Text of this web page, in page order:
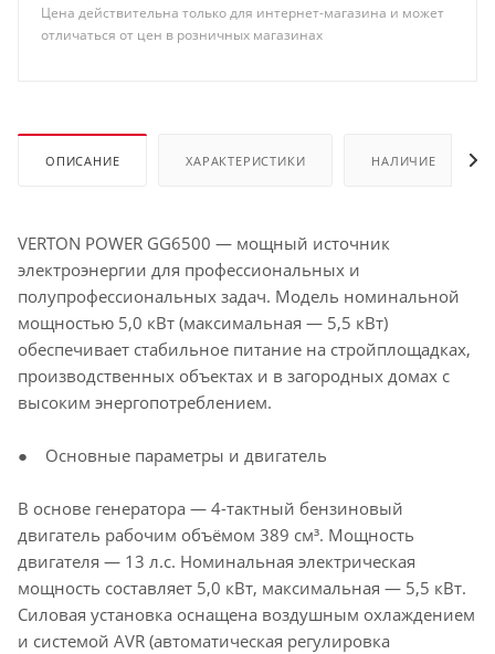
Цена действительна только для интернет-магазина и может
отличаться от цен в розничных магазинах
ОПИСАНИЕ ХАРАКТЕРИСТИКИ НАЛИЧИЕ
VERTON POWER GG6500 — мощный источник
электроэнергии для профессиональных и
полупрофессиональных задач. Модель номинальной
мощностью 5,0 кВт (максимальная — 5,5 кВт)
обеспечивает стабильное питание на стройплощадках,
производственных объектах и в загородных домах с
высоким энергопотреблением.
● Основные параметры и двигатель
В основе генератора — 4-тактный бензиновый
двигатель рабочим объёмом 389 см³. Мощность
двигателя — 13 л.с. Номинальная электрическая
мощность составляет 5,0 кВт, максимальная — 5,5 кВт.
Силовая установка оснащена воздушным охлаждением
и системой AVR (автоматическая регулировка